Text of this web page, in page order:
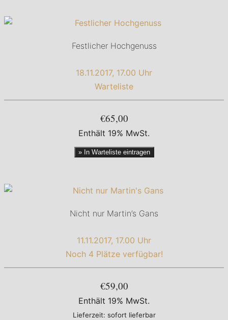
Festlicher Hochgenuss
18.11.2017, 17.00 Uhr
Warteliste
€65,00
Enthält 19% MwSt.
» In Warteliste eintragen
Nicht nur Martin’s Gans
11.11.2017, 17.00 Uhr
Noch 4 Plätze verfügbar!
€59,00
Enthält 19% MwSt.
Lieferzeit: sofort lieferbar